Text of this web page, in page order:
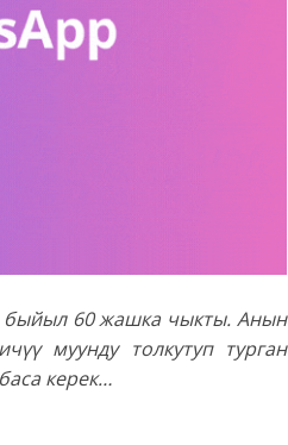
быйыл 60 жашка чыкты. Анын
муунду толкутуп турган
керек…